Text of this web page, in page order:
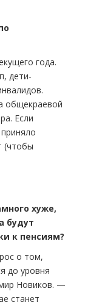
года.
дети-
общекраевой
Если
(чтобы
хуже,
будут
к пенсиям?
о том,
до уровня
Новиков. —
станет